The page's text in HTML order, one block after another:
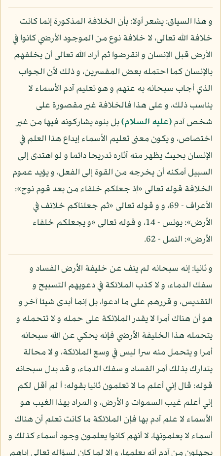
و هذا السياق: يشعر أولا: بأن الخلافة المذكورة إنما كانت
خلافة الله تعالى، لا خلافة نوع من الموجود الأرضي كانوا في
الأرض قبل الإنسان و انقرضوا ثم أراد الله تعالى أن يخلفهم
بالإنسان كما احتمله بعض المفسرين، و ذلك لأن الجواب
الذي أجاب سبحانه به عنهم و هو تعليم آدم الأسماء لا
يناسب ذلك، و على هذا فالخلافة غير مقصورة على
شخص آدم(عليه السلام)بل بنوه يشاركونه فيها من غير
اختصاص، و يكون معنى تعليم الأسماء إيداع هذا العلم في
الإنسان بحيث يظهر منه آثاره تدريجا دائما و لو اهتدى إلى
السبيل أمكنه أن يخرجه من القوة إلى الفعل، و يؤيد عموم
الخلافة قوله تعالى «إذ جعلكم خلفاء من بعد قوم نوح»:
الأعراف - 69، و و قوله تعالى «ثم جعلناكم خلائف في
الأرض»: يونس - 14، و قوله تعالى «و يجعلكم خلفاء
الأرض»: النمل - 62.
و ثانيا: إنه سبحانه لم ينف عن خليفة الأرض الفساد و
سفك الدماء، و لا كذب الملائكة في دعويهم التسبيح و
التقديس، و قررهم على ما ادعوا، بل إنما أبدى شيئا آخر و
هو أن هناك أمرا لا يقدر الملائكة على حمله و لا تتحمله و
يتحمله هذا الخليفة الأرضي فإنه يحكي عن الله سبحانه
أمرا و يتحمل منه سرا ليس في وسع الملائكة، و لا محالة
يتدارك بذلك أمر الفساد و سفك الدماء، و قد بدل سبحانه
قوله: قال إني أعلم ما لا تعلمون ثانيا بقوله: أ لم أقل لكم
إني أعلم غيب السموات و الأرض، و المراد بهذا الغيب هو
الأسماء لا علم آدم بها فإن الملائكة ما كانت تعلم أن هناك
أسماء لا يعلمونها، لا أنهم كانوا يعلمون وجود أسماء كذلك و
يجهلون من آدم أنه يعلمها، و إلا لما كان لسؤاله تعالى إياهم